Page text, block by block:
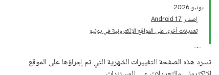
يونيو 2026
إصدار Android 17
تعديلات أخرى على المواقع الإلكترونية في يونيو
تسرد هذه الصفحة التغييرات الشهرية التي تم إجراؤها على الموقع